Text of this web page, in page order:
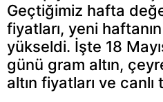
Geçtiğimiz hafta
fiyatları, yeni
yükseldi. İşte 18
günü gram altın,
altın fiyatları ve canlı